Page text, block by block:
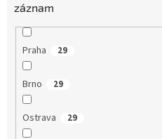
záznam
Praha 29
Brno 29
Ostrava 29